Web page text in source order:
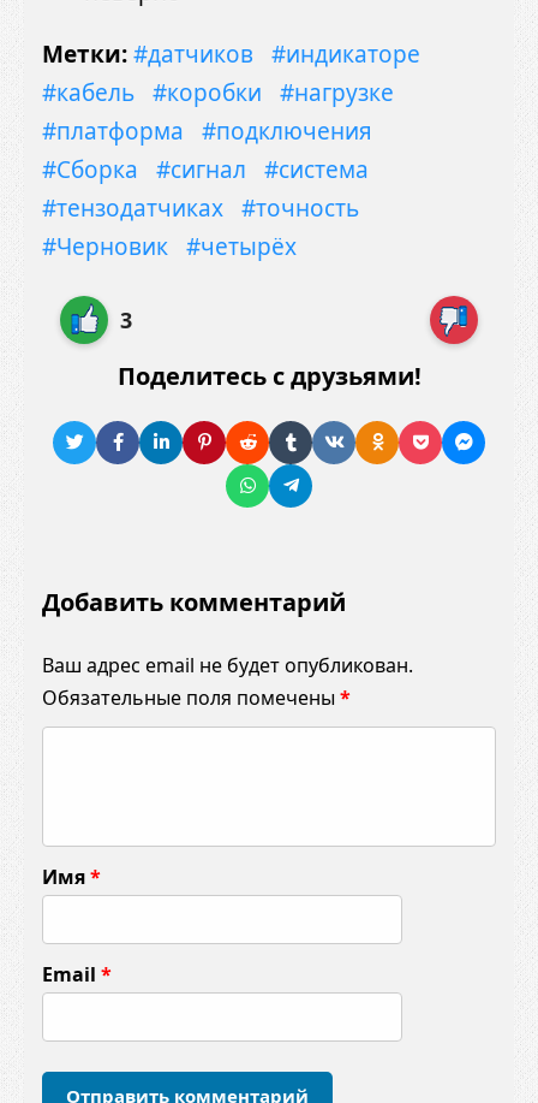
Метки:#датчиков
#индикаторе
#кабель #коробки
#нагрузке
#платформа
#подключения
#Сборка
#сигнал
#система
#тензодатчиках #точность
#Черновик #четырёх
3
Поделитесь с друзьями!
Добавить комментарий
Ваш адрес email не будет опубликован.
Обязательные поля помечены *
м
е
т
а
р
и
Имя*
Email *